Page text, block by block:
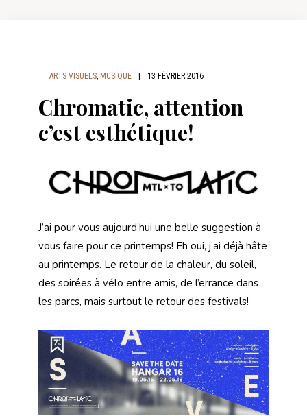
ARTS VISUELS, MUSIQUE 13 FÉVRIER 2016
Chromatic, attention
c’est esthétique!
J’ai pour vous aujourd’hui une belle suggestion à
vous faire pour ce printemps! Eh oui, j’ai déjà hâte
au printemps. Le retour de la chaleur, du soleil,
des soirées à vélo entre amis, de l’errance dans
les parcs, mais surtout le retour des festivals!